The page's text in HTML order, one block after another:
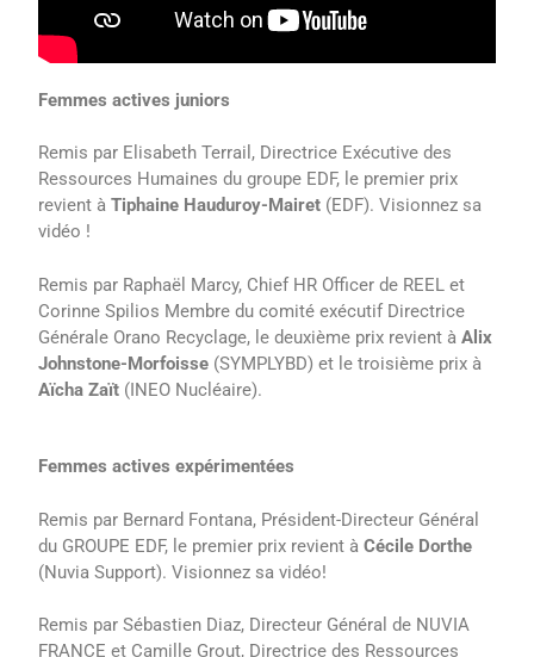
Femmes actives juniors
Remis par Elisabeth Terrail, Directrice Exécutive des
Ressources Humaines du groupe EDF, le premier prix
revient àTiphaine Hauduroy-Mairet (EDF). Visionnez sa
vidéo !
Remis par Raphaël Marcy, Chief HR Officer de REEL et
Corinne Spilios Membre du comité exécutif Directrice
Générale Orano Recyclage, le deuxième prix revient àAlix
Johnstone-Morfoisse (SYMPLYBD) et le troisième prix à
Aïcha Zaït (INEO Nucléaire).
Femmes actives expérimentées
Remis par Bernard Fontana, Président-Directeur Général
du GROUPE EDF, le premier prix revient àCécile Dorthe
(Nuvia Support). Visionnez sa vidéo!
Remis par Sébastien Diaz, Directeur Général de NUVIA
FRANCE et Camille Grout, Directrice des Ressources